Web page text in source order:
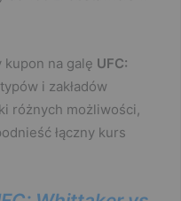
na galę UFC:
i zakładów
różnych możliwości,
łączny kurs